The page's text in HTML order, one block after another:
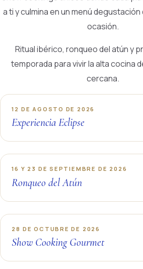
a ti y culmina en un menú degustación
ocasión.
Ritual ibérico, ronqueo del atún y
temporada para vivir la alta cocina
cercana.
12 DE AGOSTO DE 2026
Experiencia Eclipse
16 Y 23 DE SEPTIEMBRE DE 2026
Ronqueo del Atún
28 DE OCTUBRE DE 2026
Show Cooking Gourmet